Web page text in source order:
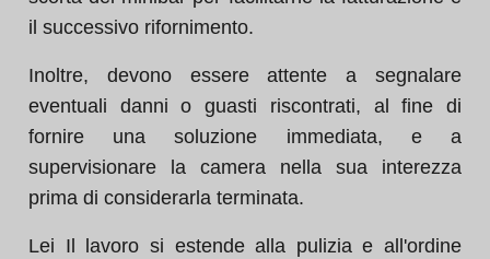
il successivo rifornimento.
Inoltre, devono essere attente a segnalare
eventuali danni o guasti riscontrati, al fine di
fornire una soluzione immediata, e a
supervisionare la camera nella sua interezza
prima di considerarla terminata.
Lei Il lavoro si estende alla pulizia e all'ordine